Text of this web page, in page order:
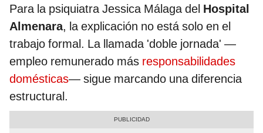
Para la psiquiatra Jessica Málaga del Hospital
Almenara, la explicación no está solo en el
trabajo formal. La llamada 'doble jornada' —
empleo remunerado más responsabilidades
domésticas— sigue marcando una diferencia
estructural.